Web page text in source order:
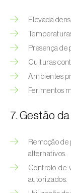
Elevada
Presença de
Culturas
Ambientes
Ferimentos
7. Gestão
Remoção
alternativos.
Controlo de
autorizados.